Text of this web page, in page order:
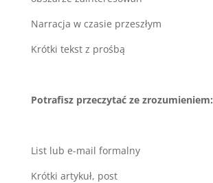
Narracja w czasie przeszłym
Krótki tekst z prośbą
Potrafisz przeczytać ze zrozumieniem:
List lub e-mail formalny
Krótki artykuł, post